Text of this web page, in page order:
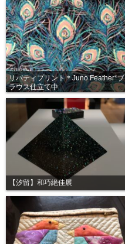
リバティプリント＊Juno Feather*ブ
ラウス仕立て中
【汐留】和巧絶佳展